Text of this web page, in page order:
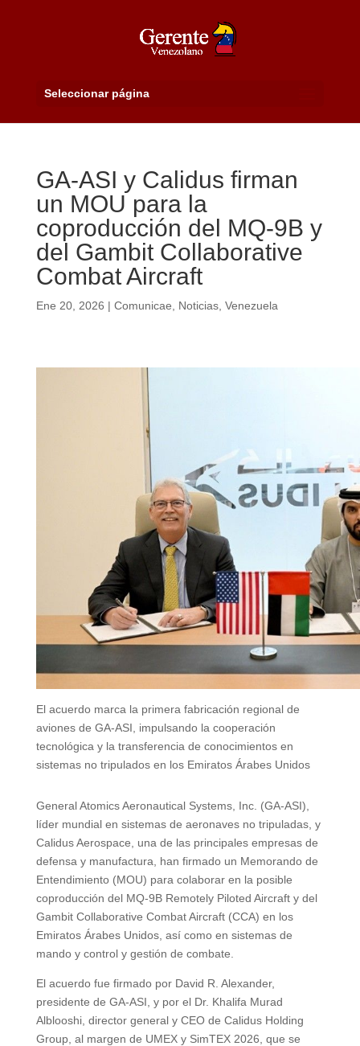
Seleccionar página
GA-ASI y Calidus firman
un MOU para la
coproducción del MQ-9B y
del Gambit Collaborative
Combat Aircraft
Ene 20, 2026 | Comunicae Noticias, Venezuela
El acuerdo marca la primera fabricación regional de
aviones de GA-ASI, impulsando la cooperación
tecnológica y la transferencia de conocimientos en
sistemas no tripulados en los Emiratos Árabes Unidos
General Atomics Aeronautical Systems, Inc. (GA-ASI),
líder mundial en sistemas de aeronaves no tripuladas, y
Calidus Aerospace, una de las principales empresas de
defensa y manufactura, han firmado un Memorando de
Entendimiento (MOU) para colaborar en la posible
coproducción del MQ-9B Remotely Piloted Aircraft y del
Gambit Collaborative Combat Aircraft (CCA) en los
Emiratos Árabes Unidos, así como en sistemas de
mando y control y gestión de combate.
El acuerdo fue firmado por David R. Alexander,
presidente de GA-ASI, y por el Dr. Khalifa Murad
Alblooshi, director general y CEO de Calidus Holding
Group, al margen de UMEX y SimTEX 2026, que se